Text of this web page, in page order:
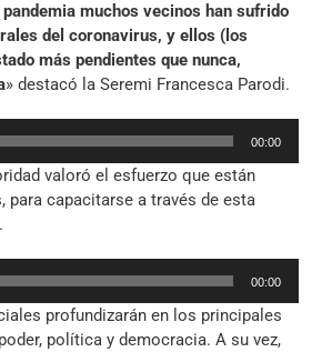
pandemia muchos vecinos han sufrido
del coronavirus, y ellos (los
más pendientes que nunca,
» destacó la Seremi Francesca Parodi.
00:00
valoró el esfuerzo que están
para capacitarse a través de esta
00:00
profundizarán en los principales
política y democracia. A su vez,